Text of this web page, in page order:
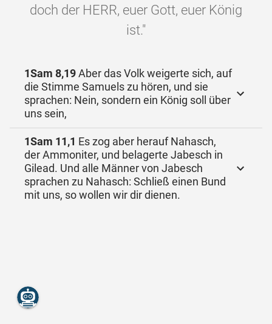
doch der HERR, euer Gott, euer König
ist."
1Sam 8,19Aber das Volk weigerte sich, auf
die Stimme Samuels zu hören, und sie
sprachen: Nein, sondern ein König soll über
uns sein,
1Sam 11,1 Es zog aber herauf Nahasch,
der Ammoniter, und belagerte Jabesch in
Gilead. Und alle Männer von Jabesch
sprachen zu Nahasch: Schließ einen Bund
mit uns, so wollen wir dir dienen.